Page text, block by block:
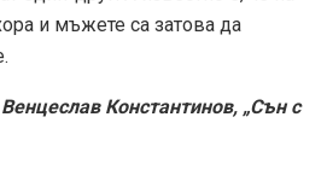
и мъжете са затова да
Константинов, „Сън с